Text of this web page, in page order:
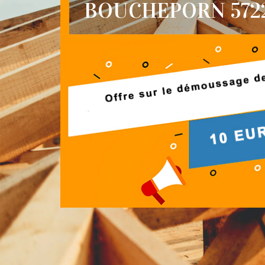
BOUCHEPORN